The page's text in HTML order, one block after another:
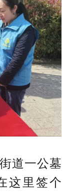
道一公墓
这里签个